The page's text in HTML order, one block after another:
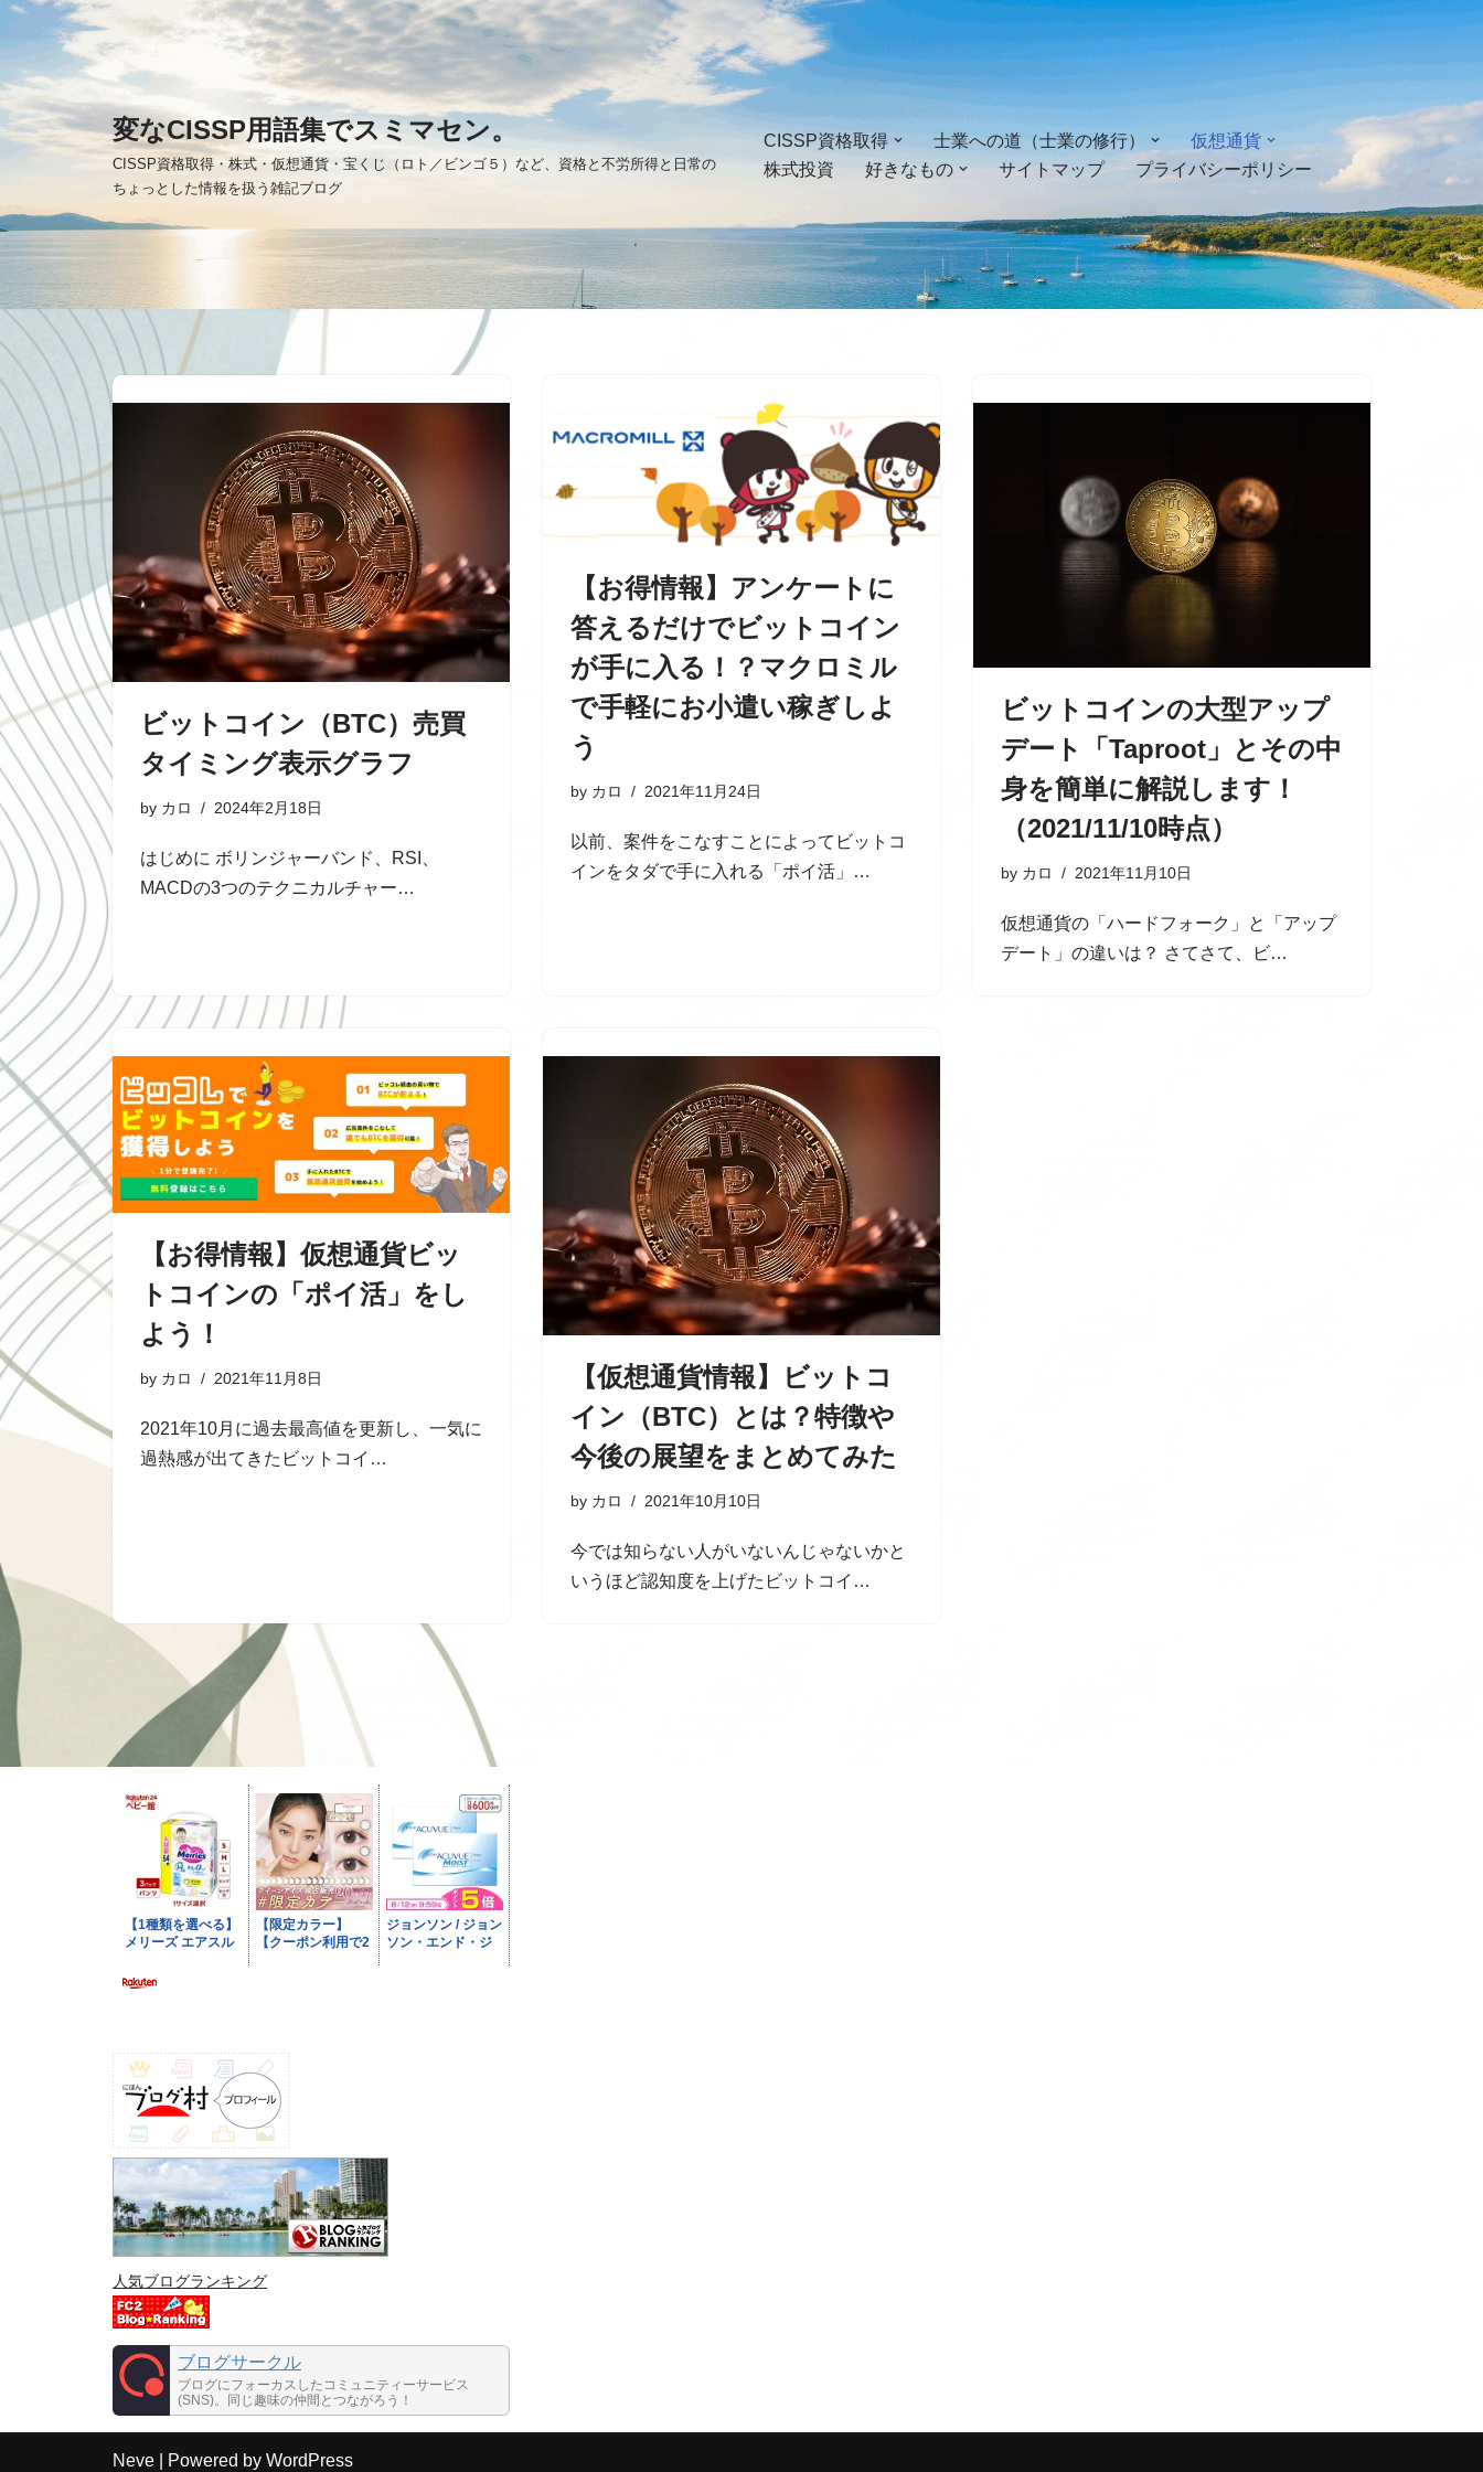
ン
テ
へ
ス
キ
ッ
プ
変なCISSP用語集でスミマセン。
CISSP資格取得・株式・仮想通貨・宝くじ（ロト／ビンゴ５）など、資格と不労所得と日常の
ちょっとした情報を扱う雑記ブログ
CISSP資格取得 士業への道（士業の修行）
仮想通貨
株式投資
好きなもの サイトマップ プライバシーポリシー
ビットコイン（BTC）売買
タイミング表示グラフ
by カロ 2024年2月18日
はじめに ボリンジャーバンド、RSI、
MACDの3つのテクニカルチャー…
【お得情報】アンケートに
答えるだけでビットコイン
が手に入る！？マクロミル
で手軽にお小遣い稼ぎしよ
う
by カロ 2021年11月24日
以前、案件をこなすことによってビットコ
インをタダで手に入れる「ポイ活」…
ビットコインの大型アップ
デート「Taproot」とその中
身を簡単に解説します！
（2021/11/10時点）
by カロ 2021年11月10日
仮想通貨の「ハードフォーク」と「アップ
デート」の違いは？ さてさて、ビ…
【お得情報】仮想通貨ビッ
トコインの「ポイ活」をし
よう！
by カロ 2021年11月8日
2021年10月に過去最高値を更新し、一気に
過熱感が出てきたビットコイ…
【仮想通貨情報】ビットコ
イン（BTC）とは？特徴や
今後の展望をまとめてみた
by カロ 2021年10月10日
今では知らない人がいないんじゃないかと
いうほど認知度を上げたビットコイ…
人気ブログランキング
ブログサークル
ブログにフォーカスしたコミュニティーサービス
(SNS)。同じ趣味の仲間とつながろう！
Neve | Powered by WordPress